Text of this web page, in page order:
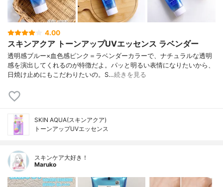
4.00
スキンアクア トーンアップUVエッセンス ラベンダー
透明感ブルー×血色感ピンク＝ラベンダーカラーで、ナチュラルな透明
感を演出してくれるのが特徴だよ。パッと明るい表情になりたいから、
日焼け止めにもこだわりたいの。S…続きを見る
SKIN AQUA(スキンアクア)
トーンアップUVエッセンス
スキンケア大好き！
Maruko